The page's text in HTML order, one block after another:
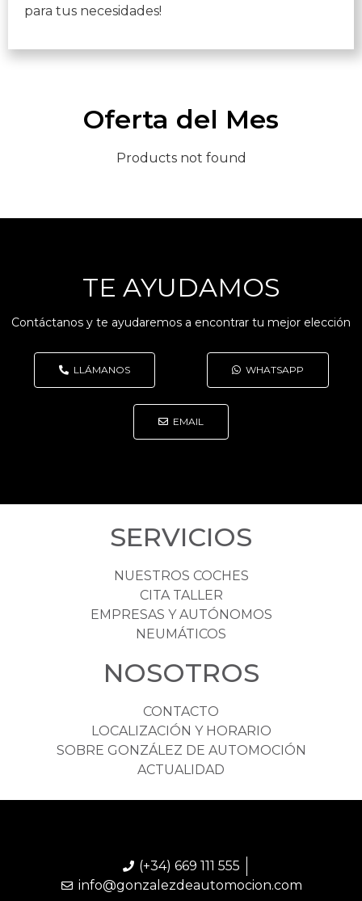
para tus necesidades!
Oferta del Mes
Products not found
TE AYUDAMOS
Contáctanos y te ayudaremos a encontrar tu mejor elección
LLÁMANOS WHATSAPP
EMAIL
SERVICIOS
NUESTROS COCHES
CITA TALLER
EMPRESAS Y AUTÓNOMOS
NEUMÁTICOS
NOSOTROS
CONTACTO
LOCALIZACIÓN Y HORARIO
SOBRE GONZÁLEZ DE AUTOMOCIÓN
ACTUALIDAD
(+34) 669 111 555
info@gonzalezdeautomocion.com